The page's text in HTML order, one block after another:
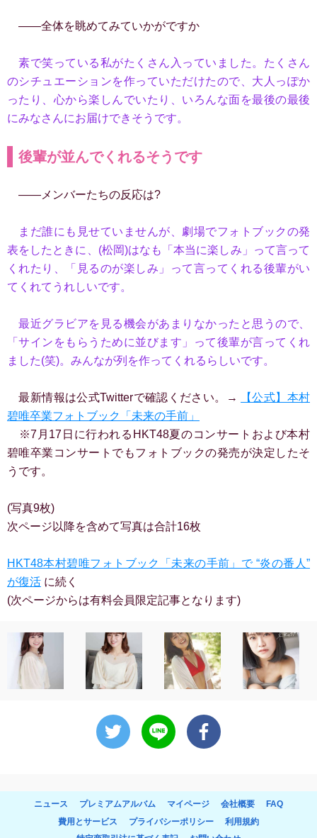
――全体を眺めてみていかがですか
素で笑っている私がたくさん入っていました。たくさん
のシチュエーションを作っていただけたので、大人っぽか
ったり、心から楽しんでいたり、いろんな面を最後の最後
にみなさんにお届けできそうです。
後輩が並んでくれるそうです
――メンバーたちの反応は?
まだ誰にも見せていませんが、劇場でフォトブックの発
表をしたときに、(松岡)はなも「本当に楽しみ」って言って
くれたり、「見るのが楽しみ」って言ってくれる後輩がい
てくれてうれしいです。
最近グラビアを見る機会があまりなかったと思うので、
「サインをもらうために並びます」って後輩が言ってくれ
ました(笑)。みんなが列を作ってくれるらしいです。
最新情報は公式Twitterで確認ください。→
【公式】本村
碧唯卒業フォトブック「未来の手前」
※7月17日に行われるHKT48夏のコンサートおよび本村
碧唯卒業コンサートでもフォトブックの発売が決定したそ
うです。
(写真9枚)
次ページ以降を含めて写真は合計16枚
HKT48本村碧唯フォトブック「未来の手前」で “炎の番人”
が復活 に続く
(次ページからは有料会員限定記事となります)
ニュース プレミアムアルバム マイページ 会社概要
FAQ
費用とサービス
プライバシーポリシー
利用規約